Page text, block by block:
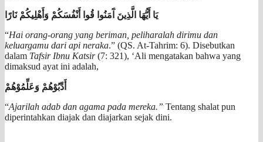
يَا أَيُّهَا الَّذِينَ آَمَنُوا قُوا أَنْفُسَكُمْ وَأَهْلِيكُمْ نَارًا
“Hai orang-orang yang beriman, peliharalah dirimu dan
keluargamu dari api neraka.” (QS. At-Tahrim: 6). Disebutkan
dalam Tafsir Ibnu Katsir(7: 321), ‘Ali mengatakan bahwa yang
dimaksud ayat ini adalah,
أَدِّبُوْهُمْ وَعَلِّمُوْهُمْ
“Ajarilah adab dan agama pada mereka.” Tentang shalat pun
diperintahkan diajak dan diajarkan sejak dini.